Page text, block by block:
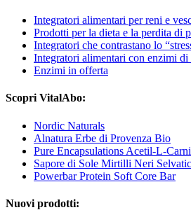
Integratori alimentari per reni e
Prodotti per la dieta e la perdita di
Integratori che contrastano lo
Integratori alimentari con enzimi di
Enzimi in offerta
Scopri VitalAbo:
Nordic Naturals
Alnatura Erbe di Provenza Bio
Pure Encapsulations Acetil-L-
Sapore di Sole Mirtilli Neri
Powerbar Protein Soft Core Bar
Nuovi prodotti: